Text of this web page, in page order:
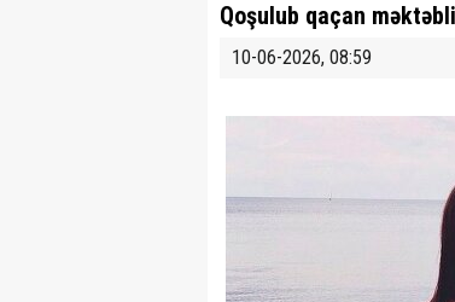
Qoşulub qaçan
10-06-2026, 08:59